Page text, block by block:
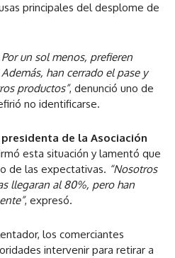
principales del desplome de
un sol menos, prefieren
han cerrado el pase y
productos”, denunció uno de
no identificarse.
de la Asociación
esta situación y lamentó que
de las expectativas. “Nosotros
llegaran al 80%, pero han
, expresó.
los comerciantes
intervenir para retirar a